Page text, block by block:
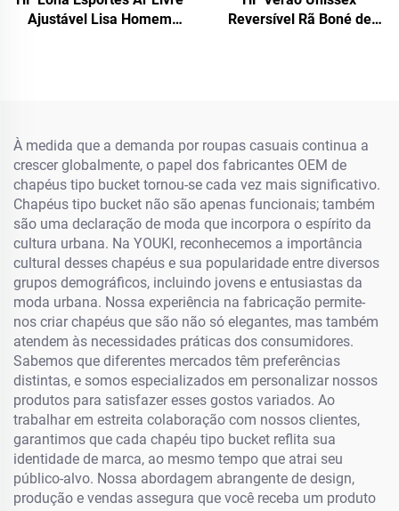
Ajustável Lisa Homem
Reversível Rã Boné de
À medida que a demanda por roupas casuais continua a
crescer globalmente, o papel dos fabricantes OEM de
chapéus tipo bucket tornou-se cada vez mais significativo.
Chapéus tipo bucket não são apenas funcionais; também
são uma declaração de moda que incorpora o espírito da
cultura urbana. Na YOUKI, reconhecemos a importância
cultural desses chapéus e sua popularidade entre diversos
grupos demográficos, incluindo jovens e entusiastas da
moda urbana. Nossa experiência na fabricação permite-
nos criar chapéus que são não só elegantes, mas também
atendem às necessidades práticas dos consumidores.
Sabemos que diferentes mercados têm preferências
distintas, e somos especializados em personalizar nossos
produtos para satisfazer esses gostos variados. Ao
trabalhar em estreita colaboração com nossos clientes,
garantimos que cada chapéu tipo bucket reflita sua
identidade de marca, ao mesmo tempo que atrai seu
público-alvo. Nossa abordagem abrangente de design,
produção e vendas assegura que você receba um produto